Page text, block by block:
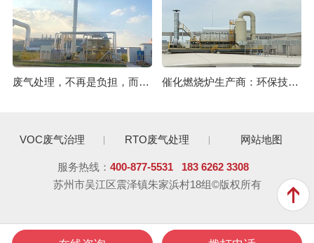
废气处理，不再是负担，而是您工厂的智慧资产 催化燃烧炉生产商：环保技术背后的核心力量解析
VOC废气治理 RTO废气处理 网站地图
服务热线： 400-877-5531
183 6262 3308
苏州市吴江区震泽镇朱家浜村18组©版权所有